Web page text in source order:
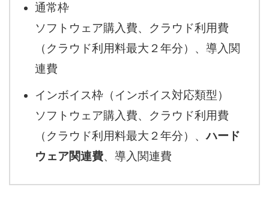
通常枠
ソフトウェア購入費、クラウド利用費
（クラウド利用料最大２年分）、導入関
連費
インボイス枠（インボイス対応類型）
ソフトウェア購入費、クラウド利用費
（クラウド利用料最大２年分）、ハード
ウェア関連費、導入関連費